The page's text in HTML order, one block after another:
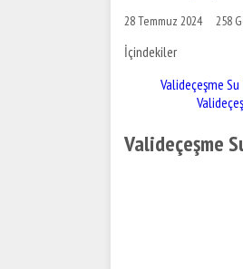
28 Temmuz 2024 258
İçindekiler
Valideçeşme Su
Valideçeşme